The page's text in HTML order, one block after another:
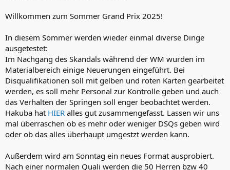
Willkommen zum Sommer Grand Prix 2025!
In diesem Sommer werden wieder einmal diverse Dinge
ausgetestet:
Im Nachgang des Skandals während der WM wurden im
Materialbereich einige Neuerungen eingeführt. Bei
Disqualifikationen soll mit gelben und roten Karten gearbeitet
werden, es soll mehr Personal zur Kontrolle geben und auch
das Verhalten der Springen soll enger beobachtet werden.
Hakuba hat HIER alles gut zusammengefasst. Lassen wir uns
mal überraschen ob es mehr oder weniger DSQs geben wird
oder ob das alles überhaupt umgestzt werden kann.
Außerdem wird am Sonntag ein neues Format ausprobiert.
Nach einer normalen Quali werden die 50 Herren bzw 40